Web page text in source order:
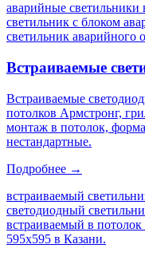
аварийные светильники
светильник с блоком
светильник аварийного
Встраиваемые
Встраиваемые
потолков Армстронг,
монтаж в потолок,
нестандартные.
Подробнее →
встраиваемый
светодиодный
встраиваемый в
595х595 в Казани.